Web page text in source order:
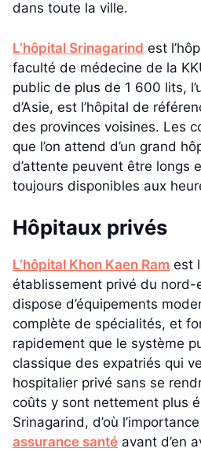
dans toute la ville.
L’hôpital Srinagarind est
faculté de médecine de la
public de plus de 1 600 lits,
d’Asie, est l’hôpital de
des provinces voisines. Les
que l’on attend d’un grand
d’attente peuvent être longs
toujours disponibles aux
Hôpitaux privés
L’hôpital Khon Kaen Ram est
établissement privé du nord-
dispose d’équipements
complète de spécialités, et
rapidement que le système
classique des expatriés qui
hospitalier privé sans se
coûts y sont nettement plus
Srinagarind, d’où
assurance santé avant d’en